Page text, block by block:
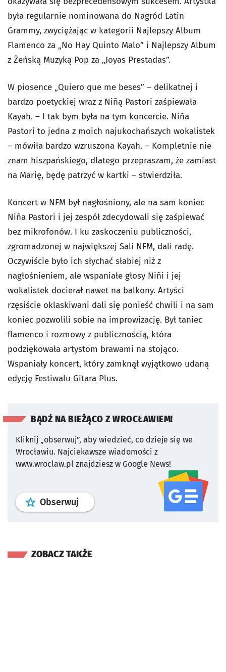
była regularnie nominowana do Nagród Latin
Grammy, zwyciężając w kategorii Najlepszy Album
Flamenco za „No Hay Quinto Malo” i Najlepszy Album
z Żeńską Muzyką Pop za „Joyas Prestadas”.
W piosence „Quiero que me beses” – delikatnej i
bardzo poetyckiej wraz z Niñą Pastori zaśpiewała
Kayah. – I tak bym była na tym koncercie. Niña
Pastori to jedna z moich najukochańszych wokalistek
– mówiła bardzo wzruszona Kayah. – Kompletnie nie
znam hiszpańskiego, dlatego przepraszam, że zamiast
na Marię, będę patrzyć w kartki – stwierdziła.
Koncert w NFM był nagłośniony, ale na sam koniec
Niña Pastori i jej zespół zdecydowali się zaśpiewać
bez mikrofonów. I ku zaskoczeniu publiczności,
zgromadzonej w największej Sali NFM, dali radę.
Oczywiście było ich słychać słabiej niż z
nagłośnieniem, ale wspaniałe głosy Niñi i jej
wokalistek docierał nawet na balkony. Artyści
rzęsiście oklaskiwani dali się ponieść chwili i na sam
koniec pozwolili sobie na improwizację. Był taniec
flamenco i rozmowy z publicznością, która
podziękowała artystom brawami na stojąco.
Wspaniały koncert, który zamknął wyjątkowo udaną
edycję Festiwalu Gitara Plus.
BĄDŹ NA BIEŻĄCO Z WROCŁAWIEM!
Kliknij „obserwuj”, aby wiedzieć, co dzieje się we
Wrocławiu. Najciekawsze wiadomości z
www.wroclaw.pl znajdziesz w Google News!
Obserwuj profil serwisu
ZOBACZ TAKŻE